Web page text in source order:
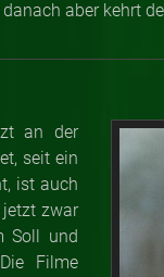
aber kehrt
an der
seit ein
ist auch
jetzt zwar
Soll und
Filme